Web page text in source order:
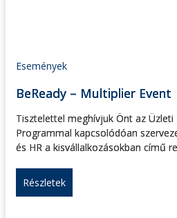
Események
BeReady – Multiplier Event
Tisztelettel meghívjuk Önt az
Programmal kapcsolódóan
és HR a kisvállalkozásokban című
Részletek